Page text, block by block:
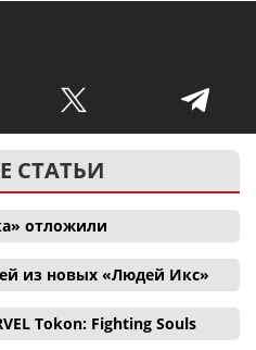
СТАТЬИ
отложили
из новых «Людей Икс»
Tokon: Fighting Souls